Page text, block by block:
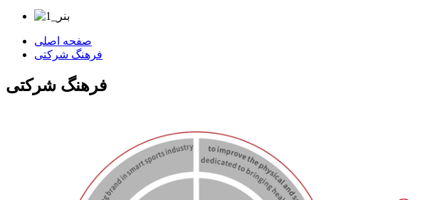
صفحه اصلی
فرهنگ شرکتی
فرهنگ شرکتی